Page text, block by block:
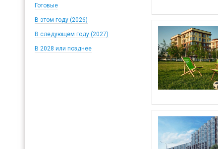
Готовые
В этом году (2026)
В следующем году (2027)
В 2028 или позднее